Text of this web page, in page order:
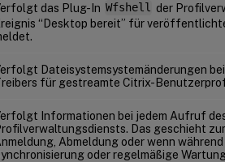
das Plug-In Wfshell der
“Desktop bereit” für
Dateisystemsystemänderungen
für gestreamte Citrix-
Informationen bei jedem Aufruf
Das geschieht
Abmeldung oder wenn
oder regelmäßige